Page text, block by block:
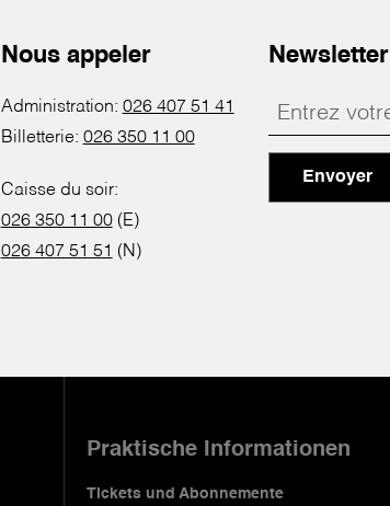
Nous appeler
Administration: 026 407 51 41
Billetterie: 026 350 11 00
Caisse du soir:
026 350 11 00(E)
026 407 51 51 (N)
Newsletter
Envoyer
Praktische Informationen
Tickets und Abonnemente